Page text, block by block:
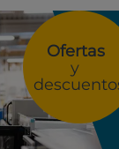
Ofertas
y